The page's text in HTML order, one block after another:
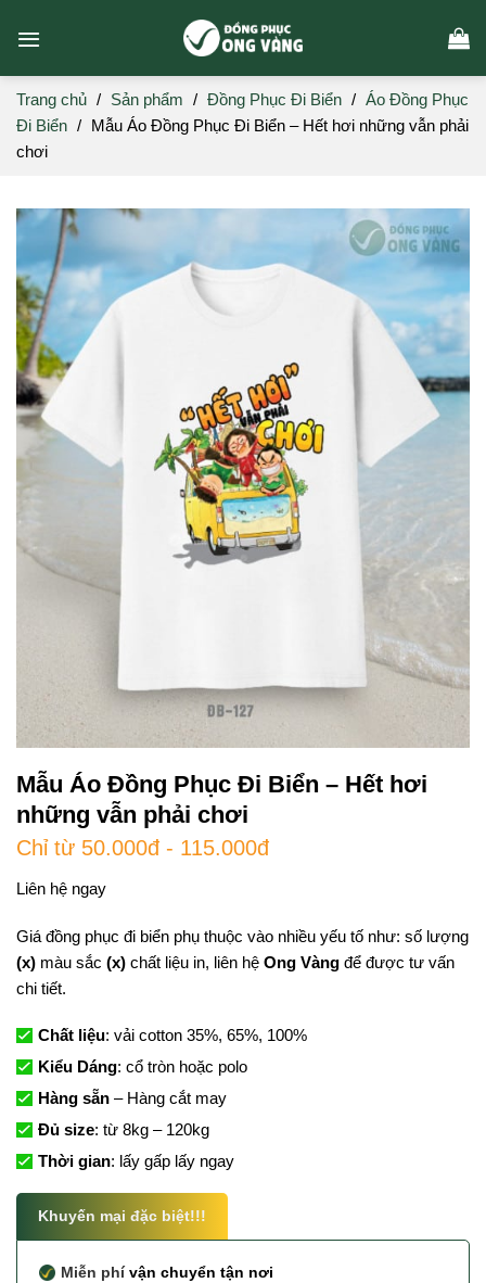
Trang chủ / Sản phẩm / Đồng Phục Đi Biển / Áo Đồng Phục
Đi Biển / Mẫu Áo Đồng Phục Đi Biển – Hết hơi những vẫn phải
chơi
Mẫu Áo Đồng Phục Đi Biển – Hết hơi
những vẫn phải chơi
Chỉ từ 50.000đ - 115.000đ
Liên hệ ngay
Giá đồng phục đi biển phụ thuộc vào nhiều yếu tố như: số lượng
(x)màu sắc (x) chất liệu in, liên hệ Ong Vàngđể được tư vấn
chi tiết.
Chất liệu: vải cotton 35%, 65%, 100%
Kiểu Dáng: cổ tròn hoặc polo
Hàng sẵn– Hàng cắt may
Đủ size: từ 8kg – 120kg
Thời gian: lấy gấp lấy ngay
Khuyến mại đặc biệt!!!
Miễn phívận chuyển tận nơi